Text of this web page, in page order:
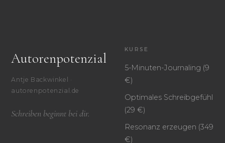
Autorenpotenzial
Antje Backwinkel ·
autorenpotenzial.de
Schreiben beginnt bei dir.
KURSE
5-Minuten-Journaling (9
€)
Optimales Schreibgefühl
(29 €)
Resonanz erzeugen (349
€)